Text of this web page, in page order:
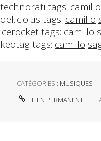
technorati tags: camillo
del.icio.us tags: camillo
icerocket tags: camillo
keotag tags: camillo
CATÉGORIES : MUSIQUES
LIEN PERMANENT